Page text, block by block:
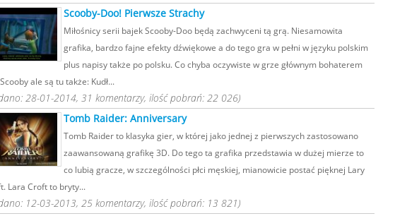
Scooby-Doo! Pierwsze Strachy
Miłośnicy serii bajek Scooby-Doo będą zachwyceni tą grą. Niesamowita
grafika, bardzo fajne efekty dźwiękowe a do tego gra w pełni w języku polskim
plus napisy także po polsku. Co chyba oczywiste w grze głównym bohaterem
ale są tu także: Kudł...
28-01-2014, 31 komentarzy, ilość pobrań: 22 026)
Tomb Raider: Anniversary
Tomb Raider to klasyka gier, w której jako jednej z pierwszych zastosowano
zaawansowaną grafikę 3D. Do tego ta grafika przedstawia w dużej mierze to
co lubią gracze, w szczególności płci męskiej, mianowicie postać pięknej Lary
Lara Croft to bryty...
12-03-2013, 25 komentarzy, ilość pobrań: 13 821)